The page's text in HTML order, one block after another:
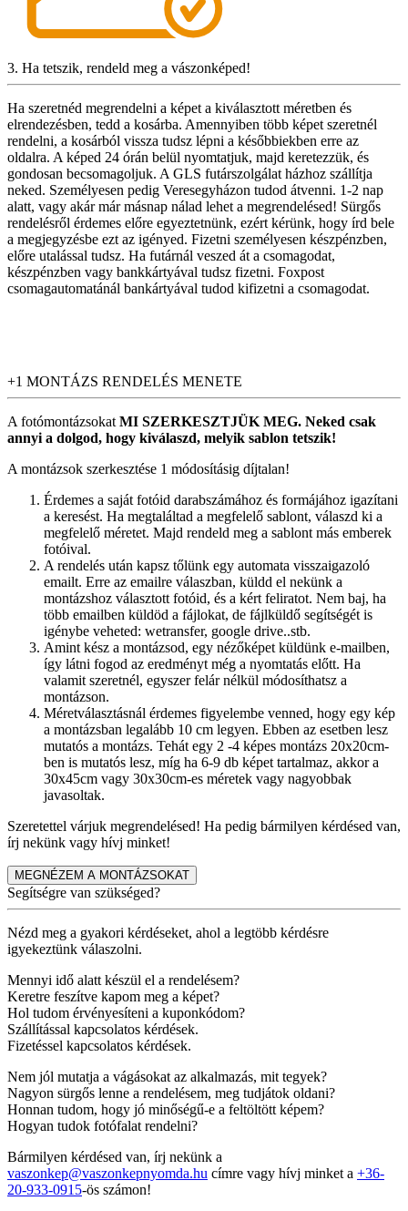
3. Ha tetszik, rendeld meg a vászonképed!
Ha szeretnéd megrendelni a képet a kiválasztott méretben és
elrendezésben, tedd a kosárba. Amennyiben több képet szeretnél
rendelni, a kosárból vissza tudsz lépni a későbbiekben erre az
oldalra. A képed 24 órán belül nyomtatjuk, majd keretezzük, és
gondosan becsomagoljuk. A GLS futárszolgálat házhoz szállítja
neked. Személyesen pedig Veresegyházon tudod átvenni. 1-2 nap
alatt, vagy akár már másnap nálad lehet a megrendelésed! Sürgős
rendelésről érdemes előre egyeztetnünk, ezért kérünk, hogy írd bele
a megjegyzésbe ezt az igényed. Fizetni személyesen készpénzben,
előre utalással tudsz. Ha futárnál veszed át a csomagodat,
készpénzben vagy bankkártyával tudsz fizetni. Foxpost
csomagautomatánál bankártyával tudod kifizetni a csomagodat.
+1 MONTÁZS RENDELÉS MENETE
A fotómontázsokat MI SZERKESZTJÜK MEG. Neked csak
annyi a dolgod, hogy kiválaszd, melyik sablon tetszik!
A montázsok szerkesztése 1 módosításig díjtalan!
Érdemes a saját fotóid darabszámához és formájához igazítani
a keresést. Ha megtaláltad a megfelelő sablont, válaszd ki a
megfelelő méretet. Majd rendeld meg a sablont más emberek
fotóival.
A rendelés után kapsz tőlünk egy automata visszaigazoló
emailt. Erre az emailre válaszban, küldd el nekünk a
montázshoz választott fotóid, és a kért feliratot. Nem baj, ha
több emailben küldöd a fájlokat, de fájlküldő segítségét is
igénybe veheted: wetransfer, google drive..stb.
Amint kész a montázsod, egy nézőképet küldünk e-mailben,
így látni fogod az eredményt még a nyomtatás előtt. Ha
valamit szeretnél, egyszer felár nélkül módosíthatsz a
montázson.
Méretválasztásnál érdemes figyelembe venned, hogy egy kép
a montázsban legalább 10 cm legyen. Ebben az esetben lesz
mutatós a montázs. Tehát egy 2 -4 képes montázs 20x20cm-
ben is mutatós lesz, míg ha 6-9 db képet tartalmaz, akkor a
30x45cm vagy 30x30cm-es méretek vagy nagyobbak
javasoltak.
Szeretettel várjuk megrendelésed! Ha pedig bármilyen kérdésed van,
írj nekünk vagy hívj minket!
MEGNÉZEM A MONTÁZSOKAT
Segítségre van szükséged?
Nézd meg a gyakori kérdéseket, ahol a legtöbb kérdésre
igyekeztünk válaszolni.
Mennyi idő alatt készül el a rendelésem?
Keretre feszítve kapom meg a képet?
Hol tudom érvényesíteni a kuponkódom?
Szállítással kapcsolatos kérdések.
Fizetéssel kapcsolatos kérdések.
Nem jól mutatja a vágásokat az alkalmazás, mit tegyek?
Nagyon sürgős lenne a rendelésem, meg tudjátok oldani?
Honnan tudom, hogy jó minőségű-e a feltöltött képem?
Hogyan tudok fotófalat rendelni?
Bármilyen kérdésed van, írj nekünk a
vaszonkep@vaszonkepnyomda.hu címre vagy hívj minket a +36-
20-933-0915-ös számon!